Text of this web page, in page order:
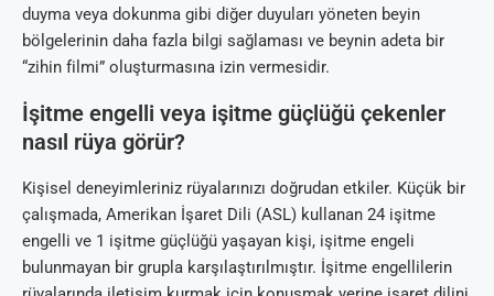
duyma veya dokunma gibi diğer duyuları yöneten beyin
bölgelerinin daha fazla bilgi sağlaması ve beynin adeta bir
“zihin filmi” oluşturmasına izin vermesidir.
İşitme engelli veya işitme güçlüğü çekenler
nasıl rüya görür?
Kişisel deneyimleriniz rüyalarınızı doğrudan etkiler. Küçük bir
çalışmada, Amerikan İşaret Dili (ASL) kullanan 24 işitme
engelli ve 1 işitme güçlüğü yaşayan kişi, işitme engeli
bulunmayan bir grupla karşılaştırılmıştır. İşitme engellilerin